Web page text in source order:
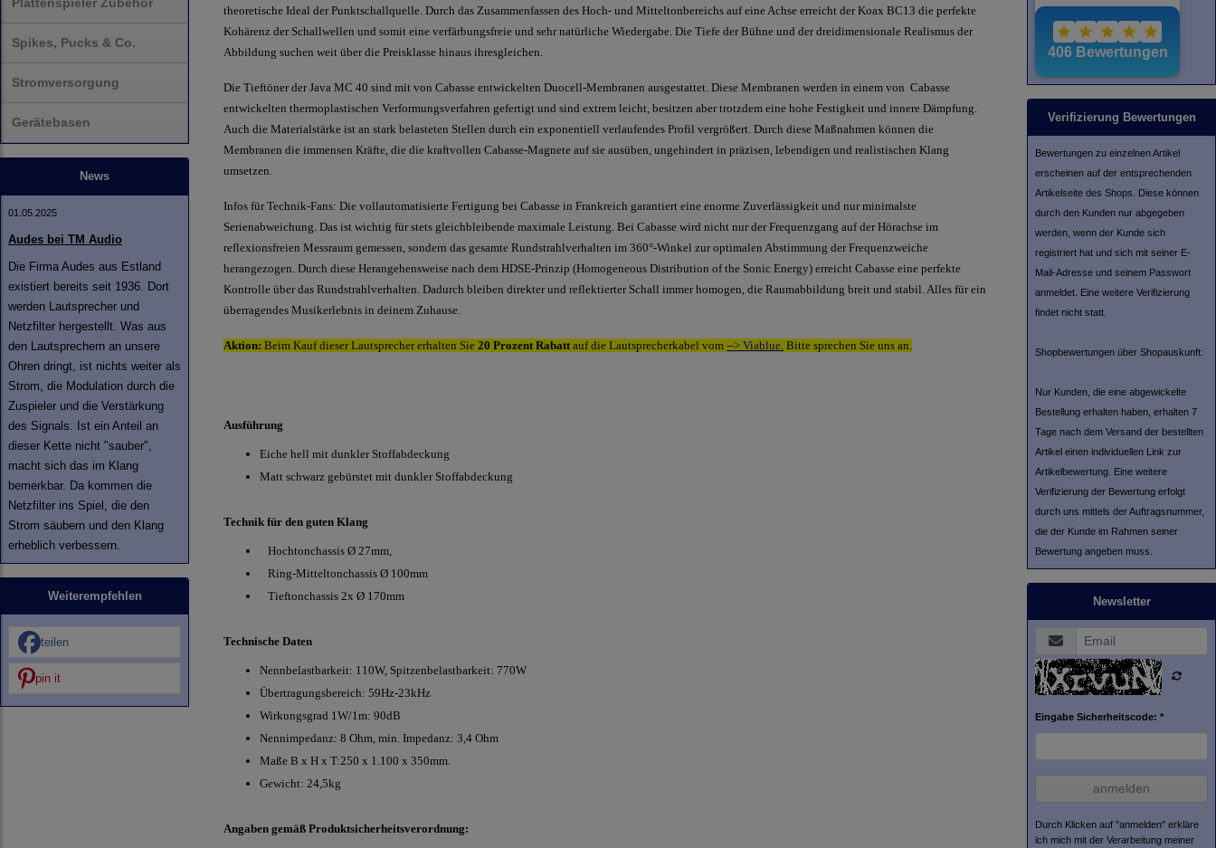
Spikes, Pucks & Co.
Stromversorgung
Gerätebasen
News
01.05.2025
Audes bei TM Audio
Die Firma Audes aus Estland
existiert bereits seit 1936. Dort
werden Lautsprecher und
Netzfilter hergestellt. Was aus
den Lautsprechern an unsere
Ohren dringt, ist nichts weiter als
Strom, die Modulation durch die
Zuspieler und die Verstärkung
des Signals. Ist ein Anteil an
dieser Kette nicht "sauber",
macht sich das im Klang
bemerkbar. Da kommen die
Netzfilter ins Spiel, die den
Strom säubern und den Klang
erheblich verbessern.
Weiterempfehlen
teilen
pin it
theoretische Ideal der Punktschallquelle. Durch das Zusammenfassen des Hoch- und Mitteltonbereichs auf eine Achse erreicht der Koax BC13 die perfekte
Kohärenz der Schallwellen und somit eine verfärbungsfreie und sehr natürliche Wiedergabe. Die Tiefe der Bühne und der dreidimensionale Realismus der
Abbildung suchen weit über die Preisklasse hinaus ihresgleichen.
Die Tieftöner der Java MC 40 sind mit von Cabasse entwickelten Duocell-Membranen ausgestattet. Diese Membranen werden in einem von Cabasse
entwickelten thermoplastischen Verformungsverfahren gefertigt und sind extrem leicht, besitzen aber trotzdem eine hohe Festigkeit und innere Dämpfung.
Auch die Materialstärke ist an stark belasteten Stellen durch ein exponentiell verlaufendes Profil vergrößert. Durch diese Maßnahmen können die
Membranen die immensen Kräfte, die die kraftvollen Cabasse-Magnete auf sie ausüben, ungehindert in präzisen, lebendigen und realistischen Klang
umsetzen.
Infos für Technik-Fans: Die vollautomatisierte Fertigung bei Cabasse in Frankreich garantiert eine enorme Zuverlässigkeit und nur minimalste
Serienabweichung. Das ist wichtig für stets gleichbleibende maximale Leistung. Bei Cabasse wird nicht nur der Frequenzgang auf der Hörachse im
reflexionsfreien Messraum gemessen, sondern das gesamte Rundstrahlverhalten im 360°-Winkel zur optimalen Abstimmung der Frequenzweiche
herangezogen. Durch diese Herangehensweise nach dem HDSE-Prinzip (Homogeneous Distribution of the Sonic Energy) erreicht Cabasse eine perfekte
Kontrolle über das Rundstrahlverhalten. Dadurch bleiben direkter und reflektierter Schall immer homogen, die Raumabbildung breit und stabil. Alles für ein
überragendes Musikerlebnis in deinem Zuhause.
Aktion: Beim Kauf dieser Lautsprecher erhalten Sie 20 Prozent Rabatt auf die Lautsprecherkabel vom --> Viablue. Bitte sprechen Sie uns an.
Ausführung
Eiche hell mit dunkler Stoffabdeckung
Matt schwarz gebürstet mit dunkler Stoffabdeckung
Technik für den guten Klang
Hochtonchassis Ø 27mm,
Ring-Mitteltonchassis Ø 100mm
Tieftonchassis 2x Ø 170mm
Technische Daten
Nennbelastbarkeit: 110W, Spitzenbelastbarkeit: 770W
Übertragungsbereich: 59Hz-23kHz
Wirkungsgrad 1W/1m: 90dB
Nennimpedanz: 8 Ohm, min. Impedanz: 3,4 Ohm
Maße B x H x T:250 x 1.100 x 350mm.
Gewicht: 24,5kg
Angaben gemäß Produktsicherheitsverordnung:
Verifizierung Bewertungen
Bewertungen zu einzelnen Artikel
erscheinen auf der entsprechenden
Artikelseite des Shops. Diese können
durch den Kunden nur abgegeben
werden, wenn der Kunde sich
registriert hat und sich mit seiner E-
Mail-Adresse und seinem Passwort
anmeldet. Eine weitere Verifizierung
findet nicht statt.
Shopbewertungen über Shopauskunft:
Nur Kunden, die eine abgewickelte
Bestellung erhalten haben, erhalten 7
Tage nach dem Versand der bestellten
Artikel einen individuellen Link zur
Artikelbewertung. Eine weitere
Verifizierung der Bewertung erfolgt
durch uns mittels der Auftragsnummer,
die der Kunde im Rahmen seiner
Bewertung angeben muss.
Newsletter
Eingabe Sicherheitscode: *
anmelden
Durch Klicken auf "anmelden" erkläre
ich mich mit der Verarbeitung meiner